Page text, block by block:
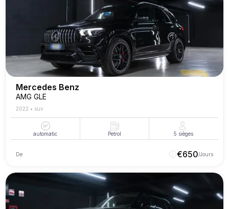
Mercedes Benz
AMG GLE
2022 • suv
automatic Petrol 5 sièges
De €650/Jours